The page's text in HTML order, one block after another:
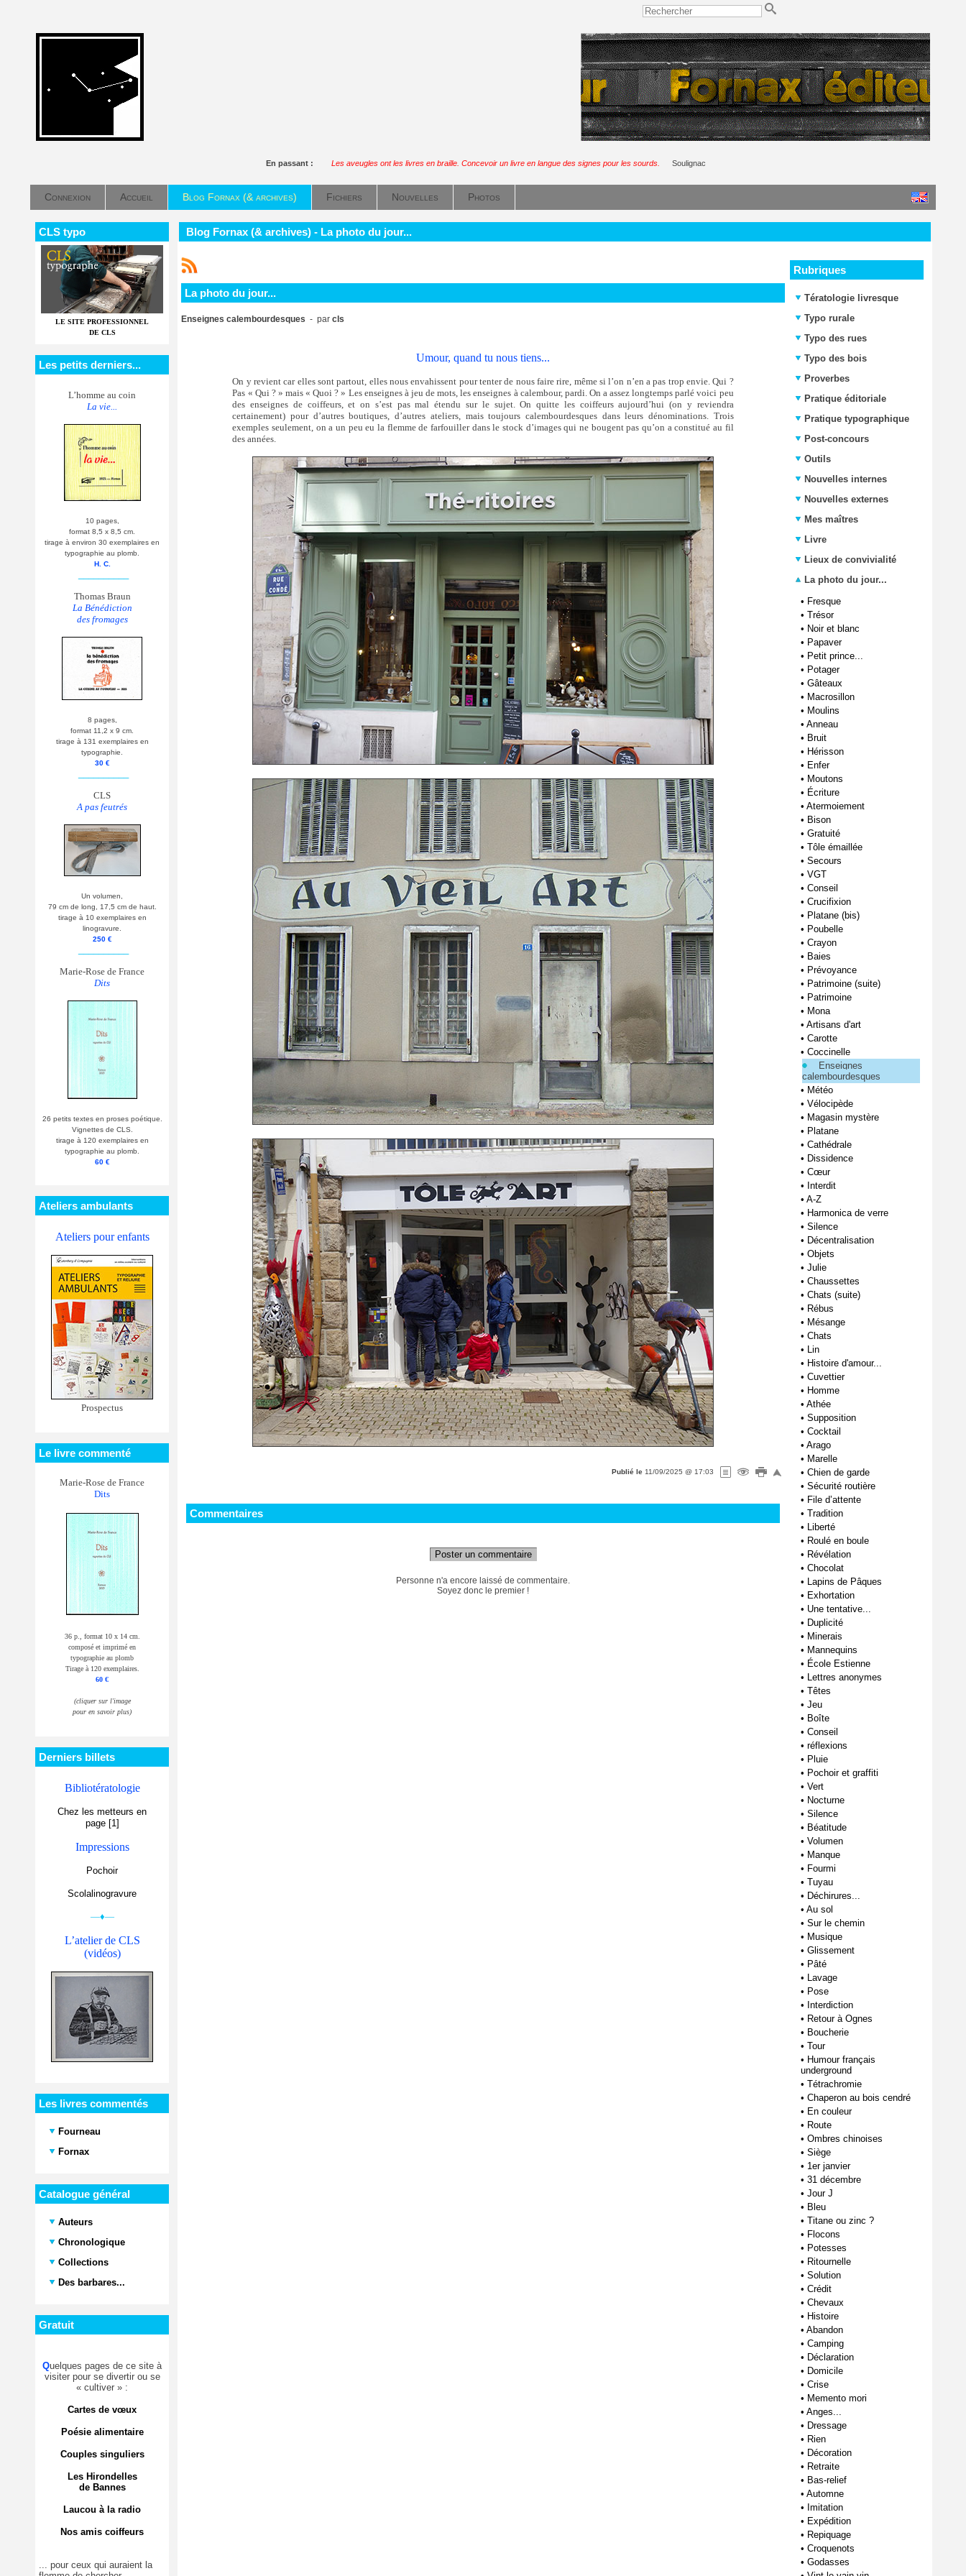
En passant : Les aveugles ont les livres en braille. Concevoir un livre en langue des signes pour les sourds. Soulignac
Connexion Accueil Blog Fornax (& archives) Fichiers Nouvelles Photos
CLS typo
LE SITE PROFESSIONNEL
DE CLS
Les petits derniers...
L’homme au coin
La vie...
10 pages,
format 8,5 x 8,5 cm.
tirage à environ 30 exemplaires en
typographie au plomb.
H. C.
Thomas Braun
La Bénédiction
des fromages
8 pages,
format 11,2 x 9 cm.
tirage à 131 exemplaires en
typographie.
30 €
CLS
A pas feutrés
Un volumen,
79 cm de long, 17,5 cm de haut.
tirage à 10 exemplaires en
linogravure.
250 €
Marie-Rose de France
Dits
26 petits textes en proses poétique.
Vignettes de CLS.
tirage à 120 exemplaires en
typographie au plomb.
60 €
Ateliers ambulants
Ateliers pour enfants
Prospectus
Le livre commenté
Marie-Rose de France
Dits
36 p., format 10 x 14 cm.
composé et imprimé en
typographie au plomb
Tirage à 120 exemplaires.
60 €
(cliquer sur l'image
pour en savoir plus)
Derniers billets
Bibliotératologie
Chez les metteurs en
page [1]
Impressions
Pochoir
Scolalinogravure
—♦—
L’atelier de CLS
(vidéos)
Les livres commentés
Fourneau
Fornax
Catalogue général
Auteurs
Chronologique
Collections
Des barbares...
Gratuit
Quelques pages de ce site à
visiter pour se divertir ou se
« cultiver » :
Cartes de vœux
Poésie alimentaire
Couples singuliers
Les Hirondelles
de Bannes
Laucou à la radio
Nos amis coiffeurs
... pour ceux qui auraient la
Blog Fornax (& archives) - La photo du jour...
La photo du jour...
Enseignes calembourdesques - par cls
Umour, quand tu nous tiens...
On y revient car elles sont partout, elles nous envahissent pour tenter de nous faire rire, même si l’on n’en a pas trop envie. Qui ?
Pas « Qui ? » mais « Quoi ? » Les enseignes à jeu de mots, les enseignes à calembour, pardi. On a assez longtemps parlé voici peu
des enseignes de coiffeurs, et on s’est pas mal étendu sur le sujet. On quitte les coiffeurs aujourd’hui (on y reviendra
certainement) pour d’autres boutiques, d’autres ateliers, mais toujours calembourdesques dans leurs dénominations. Trois
exemples seulement, on a un peu eu la flemme de farfouiller dans le stock d’images qui ne bougent pas qu’on a constitué au fil
des années.
Publié le 11/09/2025 @ 17:03
Commentaires
Poster un commentaire
Personne n'a encore laissé de commentaire.
Soyez donc le premier !
Rubriques
Tératologie livresque
Typo rurale
Typo des rues
Typo des bois
Proverbes
Pratique éditoriale
Pratique typographique
Post-concours
Outils
Nouvelles internes
Nouvelles externes
Mes maîtres
Livre
Lieux de convivialité
La photo du jour...
• Fresque
• Trésor
• Noir et blanc
• Papaver
• Petit prince...
• Potager
• Gâteaux
• Macrosillon
• Moulins
• Anneau
• Bruit
• Hérisson
• Enfer
• Moutons
• Écriture
• Atermoiement
• Bison
• Gratuité
• Tôle émaillée
• Secours
• VGT
• Conseil
• Crucifixion
• Platane (bis)
• Poubelle
• Crayon
• Baies
• Prévoyance
• Patrimoine (suite)
• Patrimoine
• Mona
• Artisans d'art
• Carotte
• Coccinelle
Enseignes
calembourdesques
• Météo
• Vélocipède
• Magasin mystère
• Platane
• Cathédrale
• Dissidence
• Cœur
• Interdit
• A-Z
• Harmonica de verre
• Silence
• Décentralisation
• Objets
• Julie
• Chaussettes
• Chats (suite)
• Rébus
• Mésange
• Chats
• Lin
• Histoire d'amour...
• Cuvettier
• Homme
• Athée
• Supposition
• Cocktail
• Arago
• Marelle
• Chien de garde
• Sécurité routière
• File d’attente
• Tradition
• Liberté
• Roulé en boule
• Révélation
• Chocolat
• Lapins de Pâques
• Exhortation
• Une tentative...
• Duplicité
• Minerais
• Mannequins
• École Estienne
• Lettres anonymes
• Têtes
• Jeu
• Boîte
• Conseil
• réflexions
• Pluie
• Pochoir et graffiti
• Vert
• Nocturne
• Silence
• Béatitude
• Volumen
• Manque
• Fourmi
• Tuyau
• Déchirures...
• Au sol
• Sur le chemin
• Musique
• Glissement
• Pâté
• Lavage
• Pose
• Interdiction
• Retour à Ognes
• Boucherie
• Tour
• Humour français
underground
• Tétrachromie
• Chaperon au bois cendré
• En couleur
• Route
• Ombres chinoises
• Siège
• 1er janvier
• 31 décembre
• Jour J
• Bleu
• Titane ou zinc ?
• Flocons
• Potesses
• Ritournelle
• Solution
• Crédit
• Chevaux
• Histoire
• Abandon
• Camping
• Déclaration
• Domicile
• Crise
• Memento mori
• Anges...
• Dressage
• Rien
• Décoration
• Retraite
• Bas-relief
• Automne
• Imitation
• Expédition
• Repiquage
• Croquenots
• Godasses